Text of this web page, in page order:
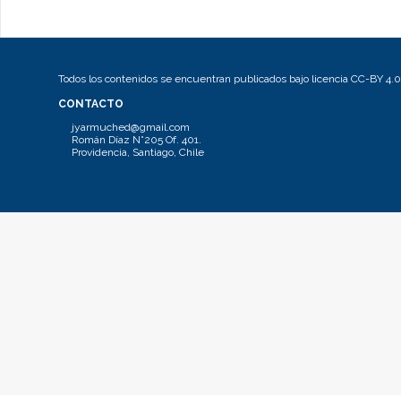
Todos los contenidos se encuentran publicados bajo licencia CC-BY 4.0
CONTACTO
jyarmuched@gmail.com
Román Díaz N°205 Of. 401.
Providencia, Santiago, Chile